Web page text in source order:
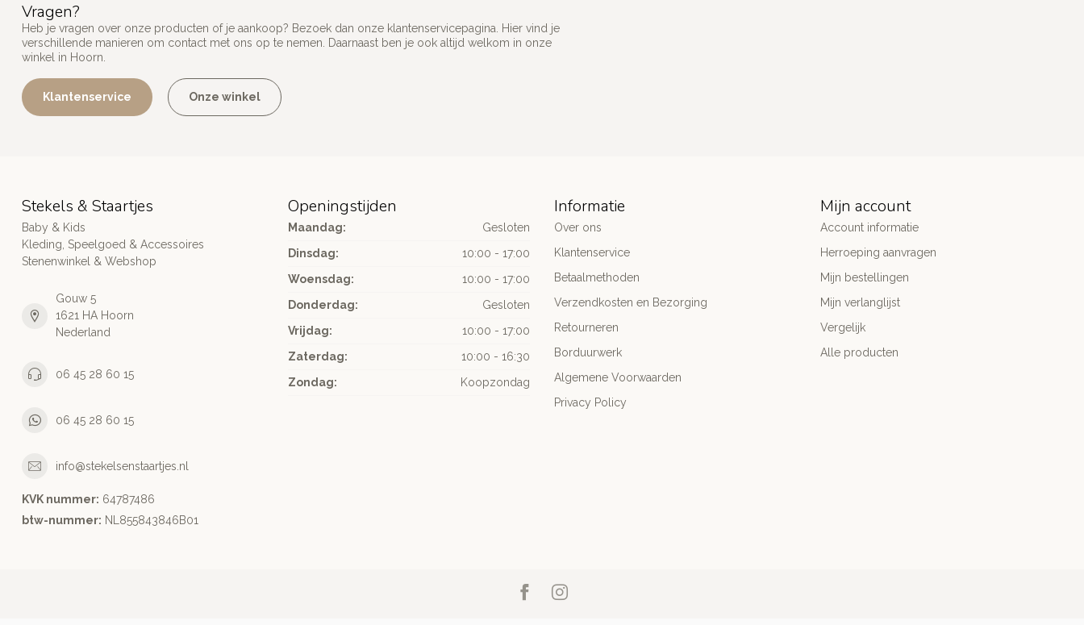
Vragen?
Heb je vragen over onze producten of je aankoop? Bezoek dan onze klantenservicepagina. Hier vind je
verschillende manieren om contact met ons op te nemen. Daarnaast ben je ook altijd welkom in onze
winkel in Hoorn.
Klantenservice Onze winkel
Stekels & Staartjes
Baby & Kids
Kleding, Speelgoed & Accessoires
Stenenwinkel & Webshop
Gouw 5
1621 HA Hoorn
Nederland
06 45 28 60 15
06 45 28 60 15
info@stekelsenstaartjes.nl
KVK nummer: 64787486
btw-nummer: NL855843846B01
Openingstijden
Maandag:
Gesloten
Dinsdag:
10:00 - 17:00
Woensdag:
10:00 - 17:00
Donderdag:
Gesloten
Vrijdag:
10:00 - 17:00
Zaterdag:
10:00 - 16:30
Zondag:
Koopzondag
Informatie
Over ons
Klantenservice
Betaalmethoden
Verzendkosten en Bezorging
Retourneren
Borduurwerk
Algemene Voorwaarden
Privacy Policy
Mijn account
Account informatie
Herroeping aanvragen
Mijn bestellingen
Mijn verlanglijst
Vergelijk
Alle producten